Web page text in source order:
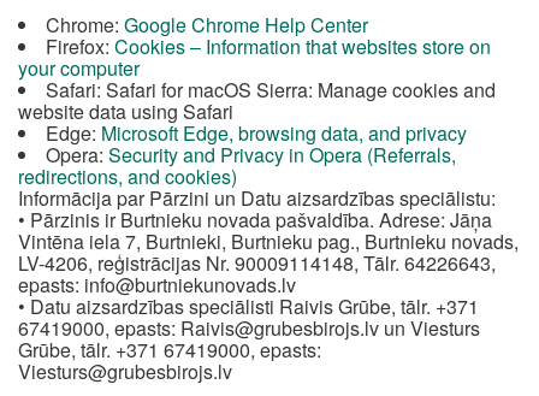
Chrome: Google Chrome Help Center
Firefox: Cookies – Information that websites store on
your computer
Safari: Safari for macOS Sierra: Manage cookies and
website data using Safari
Edge: Microsoft Edge, browsing data, and privacy
Opera: Security and Privacy in Opera (Referrals,
redirections, and cookies)
Informācija par Pārzini un Datu aizsardzības speciālistu:
• Pārzinis ir Burtnieku novada pašvaldība. Adrese: Jāņa
Vintēna iela 7, Burtnieki, Burtnieku pag., Burtnieku novads,
LV-4206, reģistrācijas Nr. 90009114148, Tālr. 64226643,
epasts: info@burtniekunovads.lv
• Datu aizsardzības speciālisti Raivis Grūbe, tālr. +371
67419000, epasts: Raivis@grubesbirojs.lv un Viesturs
Grūbe, tālr. +371 67419000, epasts:
Viesturs@grubesbirojs.lv